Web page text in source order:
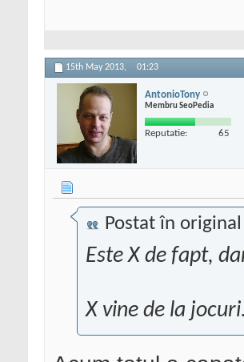
15th May 2013, 01:23
AntonioTony
Membru SeoPedia
Reputatie: 65
Postat în
Este X de fapt,
X vine de la jocuri.